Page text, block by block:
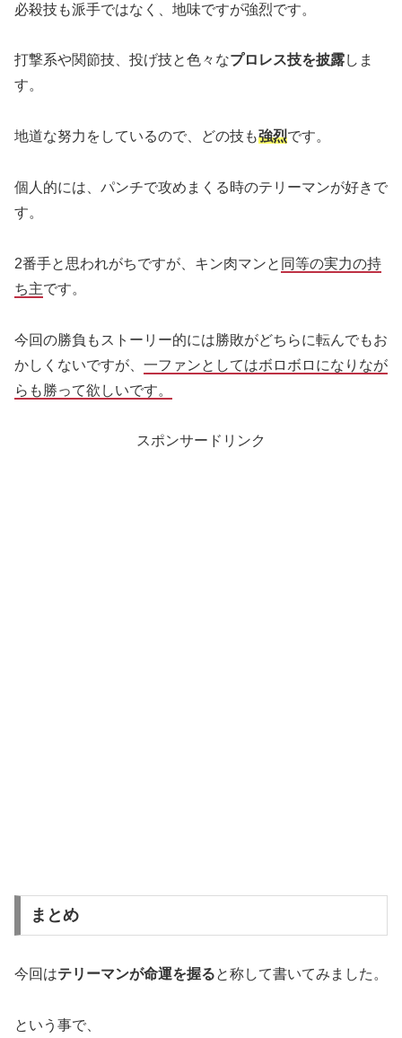
必殺技も派手ではなく、地味ですが強烈です。
打撃系や関節技、投げ技と色々なプロレス技を披露しま
す。
地道な努力をしているので、どの技も強烈です。
個人的には、パンチで攻めまくる時のテリーマンが好きで
す。
2番手と思われがちですが、キン肉マンと 同等の実力の持
ち主です。
今回の勝負もストーリー的には勝敗がどちらに転んでもお
かしくないですが、 一ファンとしてはボロボロになりなが
らも勝って欲しいです。
スポンサードリンク
まとめ
今回はテリーマンが命運を握ると称して書いてみました。
という事で、